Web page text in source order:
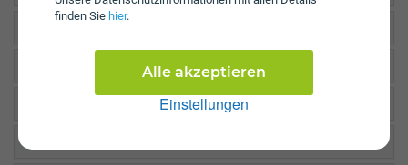
finden Sie hier.
Einstellungen
Alle akzeptieren
Donau GS Liezen Werkstr.
Generali Büro Liezen